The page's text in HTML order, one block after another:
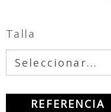
Talla
REFERENCIA